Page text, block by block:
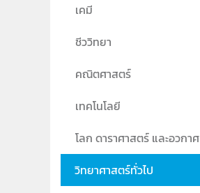
เคมี
ชีววิทยา
คณิตศาสตร์
เทคโนโลยี
โลก ดาราศาสตร์ และอวกาศ
วิทยาศาสตร์ทั่วไป